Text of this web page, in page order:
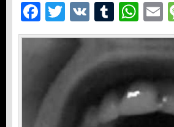
Facebook
Twitter
VK